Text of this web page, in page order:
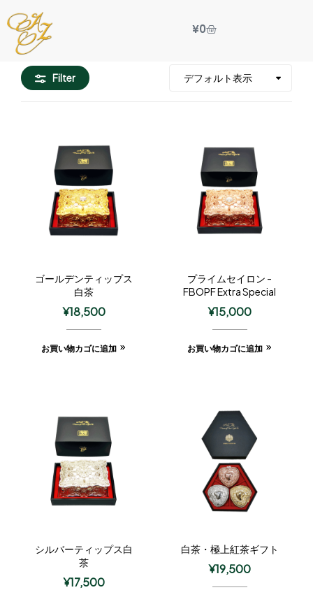
¥0
Filter
ゴールデンティップス
白茶
¥18,500
お買い物カゴに追加
プライムセイロン -
FBOPF Extra Special
¥15,000
お買い物カゴに追加
シルバーティップス白
茶
¥17,500
白茶・極上紅茶ギフト
¥19,500